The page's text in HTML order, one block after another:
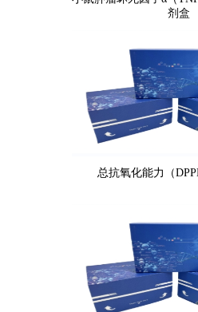
剂盒
总抗氧化能力（